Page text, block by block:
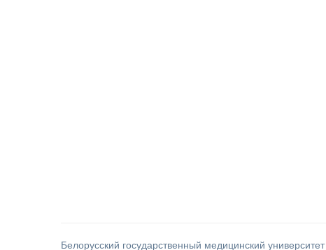
Белорусский государственный медицинский университет